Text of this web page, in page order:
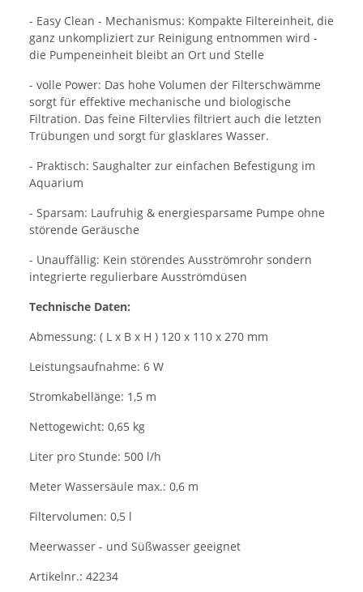
- Easy Clean - Mechanismus: Kompakte Filtereinheit, die
ganz unkompliziert zur Reinigung entnommen wird -
die Pumpeneinheit bleibt an Ort und Stelle
- volle Power: Das hohe Volumen der Filterschwämme
sorgt für effektive mechanische und biologische
Filtration. Das feine Filtervlies filtriert auch die letzten
Trübungen und sorgt für glasklares Wasser.
- Praktisch: Saughalter zur einfachen Befestigung im
Aquarium
- Sparsam: Laufruhig & energiesparsame Pumpe ohne
störende Geräusche
- Unauffällig: Kein störendes Ausströmrohr sondern
integrierte regulierbare Ausströmdüsen
Technische Daten:
Abmessung: ( L x B x H ) 120 x 110 x 270 mm
Leistungsaufnahme: 6 W
Stromkabellänge: 1,5 m
Nettogewicht: 0,65 kg
Liter pro Stunde: 500 l/h
Meter Wassersäule max.: 0,6 m
Filtervolumen: 0,5 l
Meerwasser - und Süßwasser geeignet
Artikelnr.: 42234